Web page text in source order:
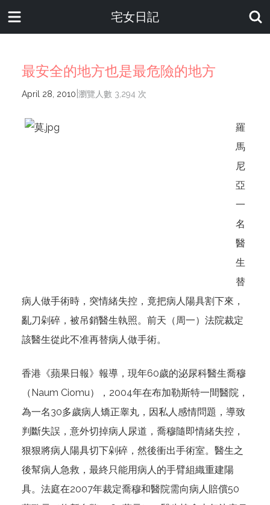
宅女日記
最安全的地方也是最危險的地方
April 28, 2010 瀏覽人數 3,294 次
羅
馬
尼
亞
一
名
醫
生
替
病人做手術時，突情緒失控，竟把病人陽具割下來，
亂刀剁碎，被吊銷醫生執照。前天（周一）法院裁定
該醫生從此不准再替病人做手術。
香港《蘋果日報》報導，現年60歲的泌尿科醫生喬穆
（Naum Ciomu），2004年在布加勒斯特一間醫院，
為一名30多歲病人矯正睾丸，因私人感情問題，導致
判斷失誤，意外切掉病人尿道，喬穆隨即情緒失控，
狠狠將病人陽具切下剁碎，然後衝出手術室。醫生之
後幫病人急救，最終只能用病人的手臂組織重建陽
具。法庭在2007年裁定喬穆和醫院需向病人賠償50